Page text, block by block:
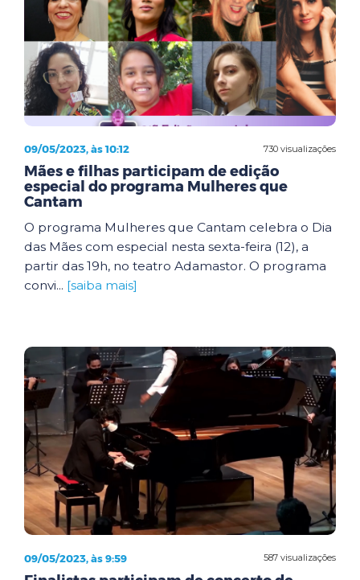
730 visualizações
09/05/2023, às 10:12
Mães e filhas participam de edição
especial do programa Mulheres que
Cantam
O programa Mulheres que Cantam celebra o Dia
das Mães com especial nesta sexta-feira (12), a
partir das 19h, no teatro Adamastor. O programa
convi... [saiba mais]
587 visualizações
09/05/2023, às 9:59